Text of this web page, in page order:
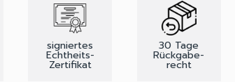
signiertes
Echtheits-
Zertifikat
30 Tage
Rückgabe-
recht